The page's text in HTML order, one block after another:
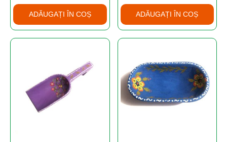
ADĂUGAȚI ÎN COȘ ADĂUGAȚI ÎN COȘ